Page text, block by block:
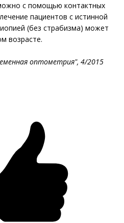
с помощью контактных
пациентов с истинной
(без страбизма) может
возрасте.
оптометрия", 4/2015